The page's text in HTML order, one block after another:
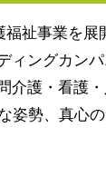
福祉事業を展
ィングカン
介護・看護
姿勢、真心